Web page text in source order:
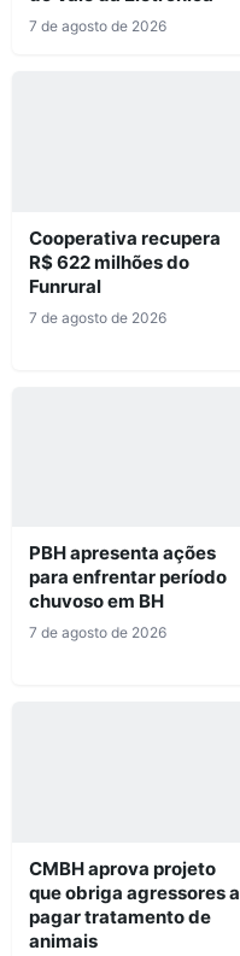
7 de agosto de 2026
Cooperativa recupera
R$ 622 milhões do
Funrural
7 de agosto de 2026
PBH apresenta ações
para enfrentar período
chuvoso em BH
7 de agosto de 2026
CMBH aprova projeto
que obriga agressores a
pagar tratamento de
animais